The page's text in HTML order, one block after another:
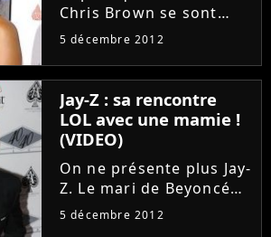
Chris Brown se sont
officiellement remis
certaines personnes.
Mais cette fois, c'est
Drake qui clashe le
couple dans Fucking
Problem, un rap...
5 décembre 2012
Jay-Z : sa rencontre
LOL avec une mamie !
(VIDEO)
On ne présente plus Jay-
Z. Le mari de Beyoncé
est un rappeur et un
5 décembre 2012